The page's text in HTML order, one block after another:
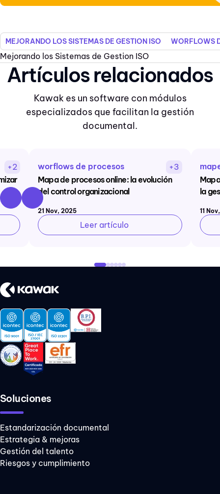
MEJORANDO LOS SISTEMAS DE GESTION ISO WORFLOWS
Mejorando los Sistemas de Gestion ISO
Artículos relacionados
Kawak es un software con módulos
especializados que facilitan la gestión
documental.
+2
worflows de procesos
+3
Mapa de procesos online: la evolución
del control organizacional
21 Nov, 2025
Leer artículo
la
11
Soluciones
Estandarización documental
Estrategia & mejoras
Gestión del talento
Riesgos y cumplimiento